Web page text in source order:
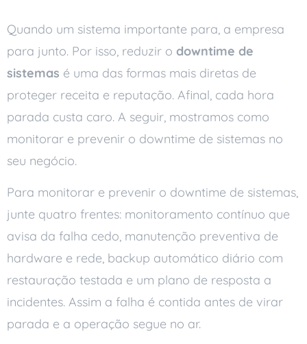
Quando um sistema importante para, a empresa
para junto. Por isso, reduzir o downtime de
sistemas é uma das formas mais diretas de
proteger receita e reputação. Afinal, cada hora
parada custa caro. A seguir, mostramos como
monitorar e prevenir o downtime de sistemas no
seu negócio.
Para monitorar e prevenir o downtime de sistemas,
junte quatro frentes: monitoramento contínuo que
avisa da falha cedo, manutenção preventiva de
hardware e rede, backup automático diário com
restauração testada e um plano de resposta a
incidentes. Assim a falha é contida antes de virar
parada e a operação segue no ar.